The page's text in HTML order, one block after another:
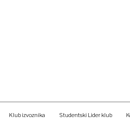
Klub izvoznika Studentski Lider klub